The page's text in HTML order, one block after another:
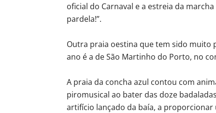
oficial do Carnaval e a estreia da
pardela!”.
Outra praia oestina que tem sido muito
ano é a de São Martinho do Porto, no
A praia da concha azul contou com
piromusical ao bater das doze
artifício lançado da baía, a